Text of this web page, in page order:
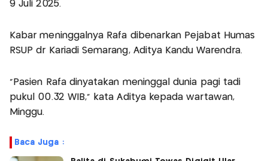
9 Juli 2025.
Kabar meninggalnya Rafa dibenarkan Pejabat Humas
RSUP dr Kariadi Semarang, Aditya Kandu Warendra.
“Pasien Rafa dinyatakan meninggal dunia pagi tadi
pukul 00.32 WIB,” kata Aditya kepada wartawan,
Minggu.
Baca Juga :